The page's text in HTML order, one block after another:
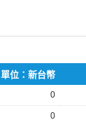
單位：新台幣
0
0